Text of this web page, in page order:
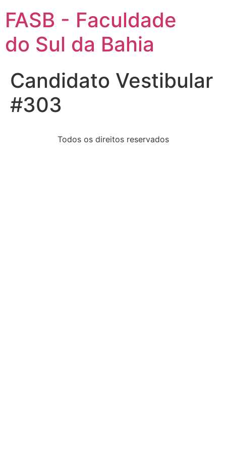
FASB - Faculdade
do Sul da Bahia
Candidato Vestibular
#303
Todos os direitos reservados